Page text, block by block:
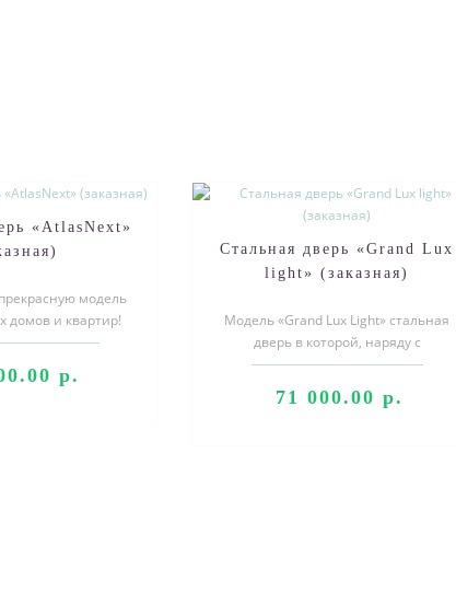
«AtlasNext»
модель
домов и квартир!
стальная
р.
Стальная дверь «Grand Lux
light» (заказная)
Модель «Grand Lux Light» стальная
дверь в которой, наряду с
отличными характеристиками
71 000.00 р.